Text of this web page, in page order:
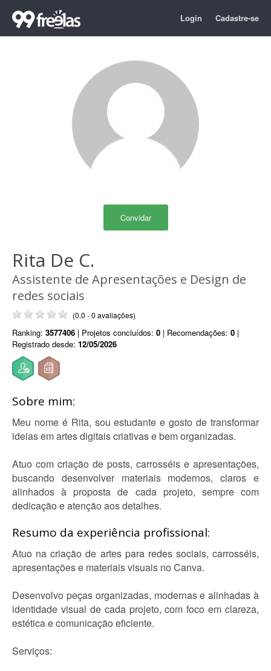
Login Cadastre-se
Convidar
Rita De C.
Assistente de Apresentações e Design de
redes sociais
(0.0 - 0 avaliações)
Ranking: 3577406 | Projetos concluídos: 0 | Recomendações: 0 |
Registrado desde: 12/05/2026
Sobre mim:
Meu nome é Rita, sou estudante e gosto de transformar
ideias em artes digitais criativas e bem organizadas.
Atuo com criação de posts, carrosséis e apresentações,
buscando desenvolver materiais modernos, claros e
alinhados à proposta de cada projeto, sempre com
dedicação e atenção aos detalhes.
Resumo da experiência profissional:
Atuo na criação de artes para redes sociais, carrosséis,
apresentações e materiais visuais no Canva.
Desenvolvo peças organizadas, modernas e alinhadas à
identidade visual de cada projeto, com foco em clareza,
estética e comunicação eficiente.
Serviços: